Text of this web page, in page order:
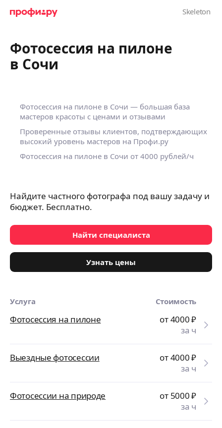
Фотосессия на пилоне
в Сочи
Фотосессия на пилоне в Сочи — большая база
мастеров красоты с ценами и отзывами
Проверенные отзывы клиентов, подтверждающих
высокий уровень мастеров на Профи.ру
Фотосессия на пилоне в Сочи от 4000 рублей/ч
Найдите частного фотографа под вашу задачу и
бюджет. Бесплатно.
Найти специалиста
Узнать цены
Услуга Стоимость
Фотосессия на пилоне от 4000₽
за ч
Выездные фотосессии от 4000₽
за ч
Фотосессии на природе от 5000₽
за ч